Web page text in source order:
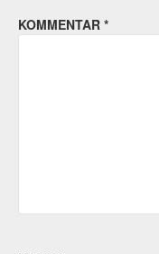
KOMMENTAR *